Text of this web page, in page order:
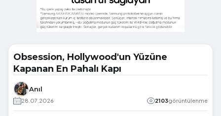
Obsession, Hollywood'un Yüzüne
Kapanan En Pahalı Kapı
Anıl
28.07.2026 2103görüntülenme